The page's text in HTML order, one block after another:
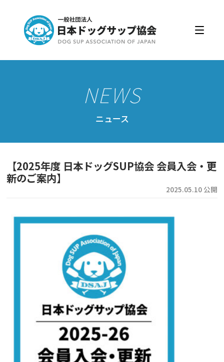
入会・更新
公認スクール・インストラクター
資格取得・協会規約
ドッグサップをはじめよう
フォト＆ムービー
ニュース
【2025年度 日本ドッグSUP協会 会員入会・更
新のご案内】
2025.05.10 公開